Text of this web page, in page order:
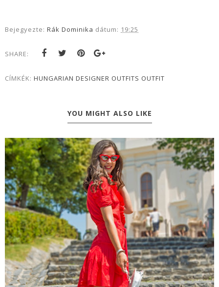
Bejegyezte: Rák Dominika dátum: 19:25
SHARE:
CÍMKÉK: HUNGARIAN DESIGNER OUTFITS OUTFIT
YOU MIGHT ALSO LIKE